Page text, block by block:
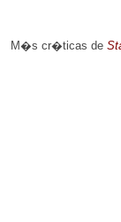
M�s cr�ticas de